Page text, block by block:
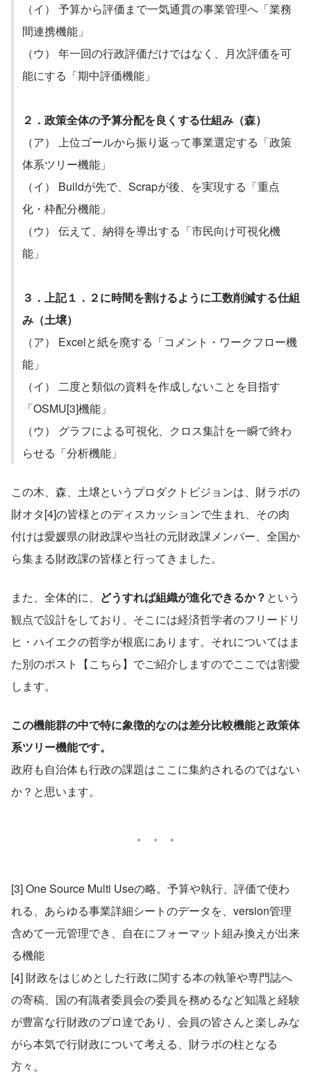
（イ） 予算から評価まで一気通貫の事業管理へ「業務
間連携機能」
（ウ） 年一回の行政評価だけではなく、月次評価を可
能にする「期中評価機能」
２．政策全体の予算分配を良くする仕組み（森）
（ア） 上位ゴールから振り返って事業選定する「政策
体系ツリー機能」
（イ） Buildが先で、Scrapが後、を実現する「重点
化・枠配分機能」
（ウ） 伝えて、納得を導出する「市民向け可視化機
能」
３．上記１．２に時間を割けるように工数削減する仕組
み（土壌）
（ア） Excelと紙を廃する「コメント・ワークフロー機
能」
（イ） 二度と類似の資料を作成しないことを目指す
「OSMU[3]機能」
（ウ） グラフによる可視化、クロス集計を一瞬で終わ
らせる「分析機能」
この木、森、土壌というプロダクトビジョンは、財ラボの
財オタ[4]の皆様とのディスカッションで生まれ、その肉
付けは愛媛県の財政課や当社の元財政課メンバー、全国か
ら集まる財政課の皆様と行ってきました。
また、全体的に、 どうすれば組織が進化できるか？ という
観点で設計をしており、そこには経済哲学者のフリードリ
ヒ・ハイエクの哲学が根底にあります。それについてはま
た別のポスト【こちら】でご紹介しますのでここでは割愛
します。
この機能群の中で特に象徴的なのは差分比較機能と政策体
系ツリー機能です。
政府も自治体も行政の課題はここに集約されるのではない
か？と思います。
[3] One Source Multi Useの略。予算や執行、評価で使わ
れる、あらゆる事業詳細シートのデータを、version管理
含めて一元管理でき、自在にフォーマット組み換えが出来
る機能
[4] 財政をはじめとした行政に関する本の執筆や専門誌へ
の寄稿、国の有識者委員会の委員を務めるなど知識と経験
が豊富な行財政のプロ達であり、会員の皆さんと楽しみな
がら本気で行財政について考える、財ラボの柱となる
方々。